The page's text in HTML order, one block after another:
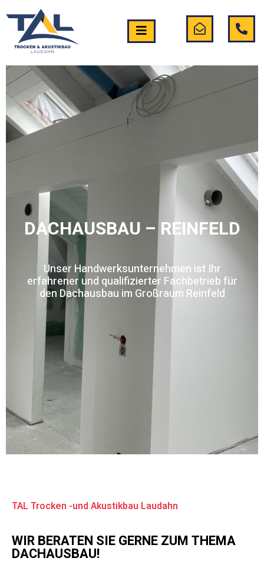
DACHAUSBAU – REINFELD
Unser Handwerksunternehmen ist Ihr
erfahrener und qualifizierter Fachbetrieb für
den Dachausbau im Großraum Reinfeld
TAL Trocken -und Akustikbau Laudahn
WIR BERATEN SIE GERNE ZUM THEMA
DACHAUSBAU!